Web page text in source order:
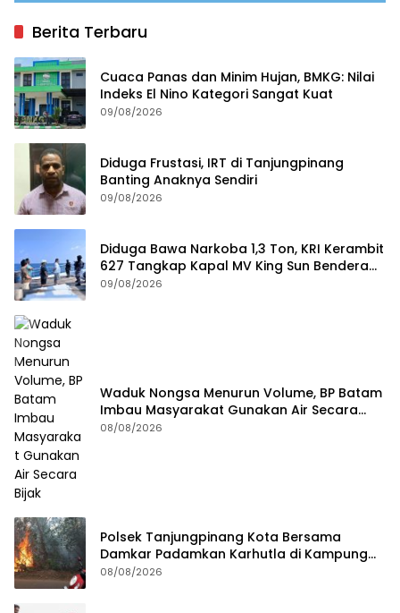
Berita Terbaru
Cuaca Panas dan Minim Hujan, BMKG: Nilai
Indeks El Nino Kategori Sangat Kuat
09/08/2026
Diduga Frustasi, IRT di Tanjungpinang
Banting Anaknya Sendiri
09/08/2026
Diduga Bawa Narkoba 1,3 Ton, KRI Kerambit
627 Tangkap Kapal MV King Sun Bendera
Tanzania
09/08/2026
Waduk Nongsa Menurun Volume, BP Batam
Imbau Masyarakat Gunakan Air Secara
Bijak
08/08/2026
Polsek Tanjungpinang Kota Bersama
Damkar Padamkan Karhutla di Kampung
Bugis
08/08/2026